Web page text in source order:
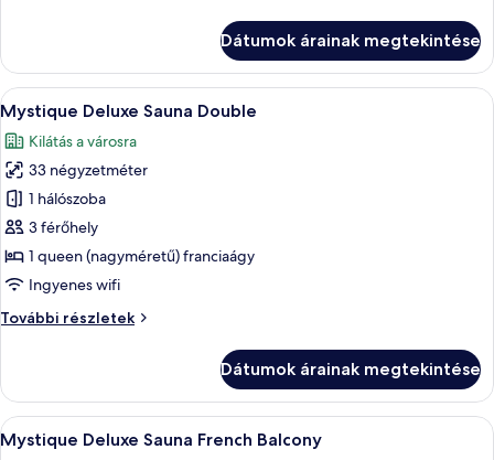
részletei
Dátumok árainak megtekintése
A
következő
szoba
összes
képének
megtekintése:
Mystique
Deluxe
Sauna
Double
Mystique Deluxe Sauna Double |
16
Mystique Deluxe Sauna Double
Kilátás a városra
33 négyzetméter
1 hálószoba
3 férőhely
1 queen (nagyméretű) franciaágy
Ingyenes wifi
További részletek
Mystique
további
részletei
Dátumok árainak megtekintése
A
következő
Egy modern hálószoba, melyben
15
Mystique Deluxe Sauna French Balcony